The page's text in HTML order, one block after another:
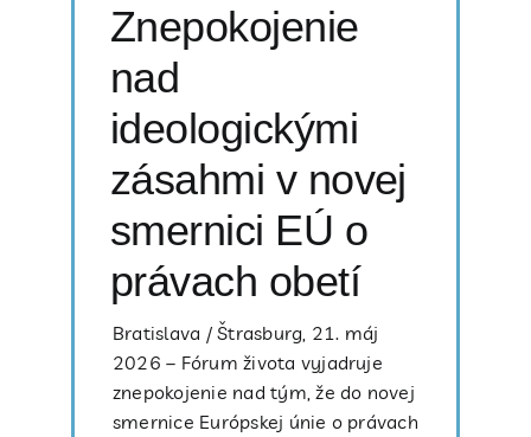
Znepokojenie
nad
ideologickými
zásahmi v novej
smernici EÚ o
právach obetí
Bratislava / Štrasburg, 21. máj
2026 – Fórum života vyjadruje
znepokojenie nad tým, že do novej
smernice Európskej únie o právach